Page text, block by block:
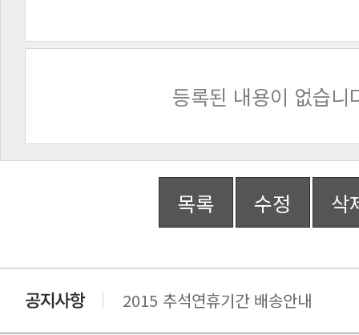
등록된 내용이 없습니
목록 수정 삭
2015 추석연휴기간 배송안내